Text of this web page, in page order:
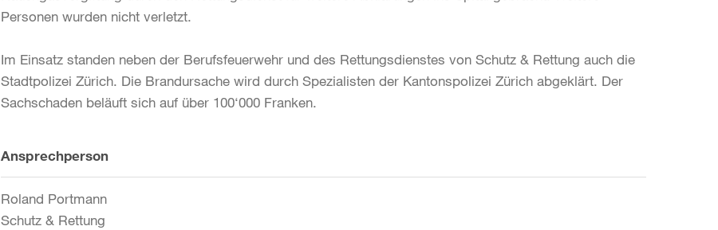
Personen wurden nicht verletzt.
Im Einsatz standen neben der Berufsfeuerwehr und des Rettungsdienstes von Schutz & Rettung auch die
Stadtpolizei Zürich. Die Brandursache wird durch Spezialisten der Kantonspolizei Zürich abgeklärt. Der
Sachschaden beläuft sich auf über 100‘000 Franken.
Weitere
Informationen
Ansprechperson
Roland Portmann
Schutz & Rettung